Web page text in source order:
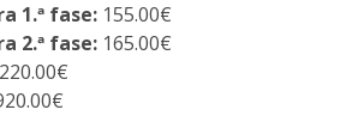
1.ª fase: 155.00€
2.ª fase: 165.00€
220.00€